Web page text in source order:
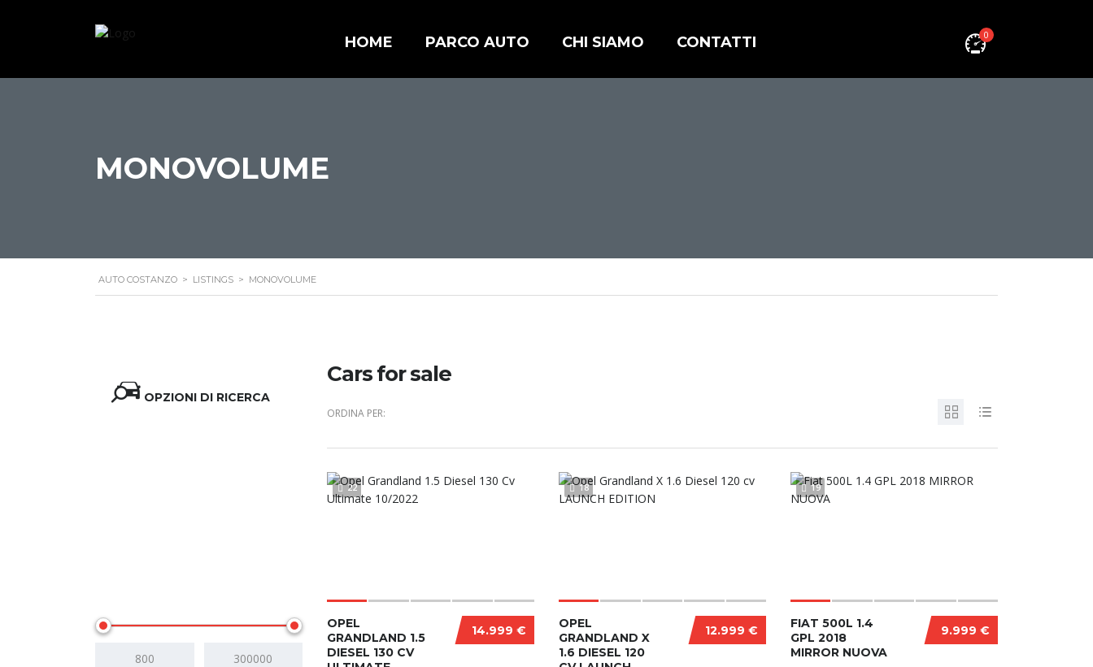
0
HOME PARCO AUTO CHI SIAMO CONTATTI
MONOVOLUME
AUTO COSTANZO > LISTINGS > MONOVOLUME
OPZIONI DI RICERCA
Cars for sale
ORDINA PER:
22
14.999 €
OPEL
GRANDLAND 1.5
DIESEL 130 CV
18
12.999 €
OPEL
GRANDLAND X
1.6 DIESEL 120
19
9.999 €
FIAT 500L 1.4
GPL 2018
MIRROR NUOVA